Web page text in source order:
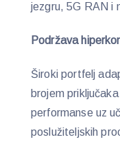
jezgru, 5G RAN i
Podržava
Široki portfelj
brojem
performanse uz
poslužiteljskih